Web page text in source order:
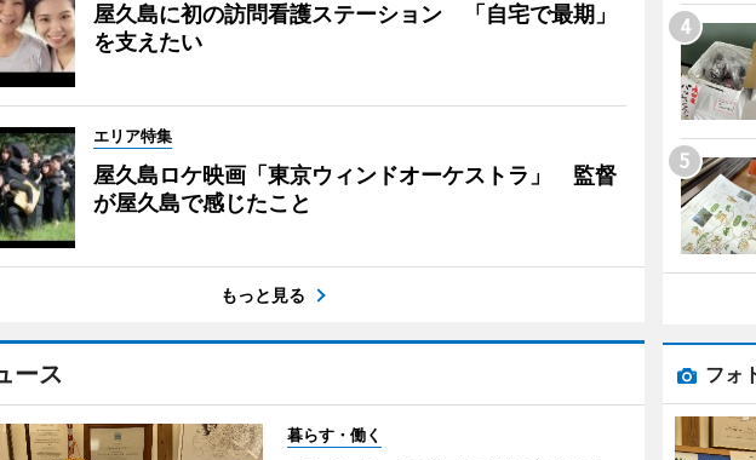
屋久島に初の訪問看護ステーション 「自宅で最期」
を支えたい
エリア特集
屋久島ロケ映画「東京ウィンドオーケストラ」 監督
が屋久島で感じたこと
もっと見る
ース
暮らす・働く
フォ